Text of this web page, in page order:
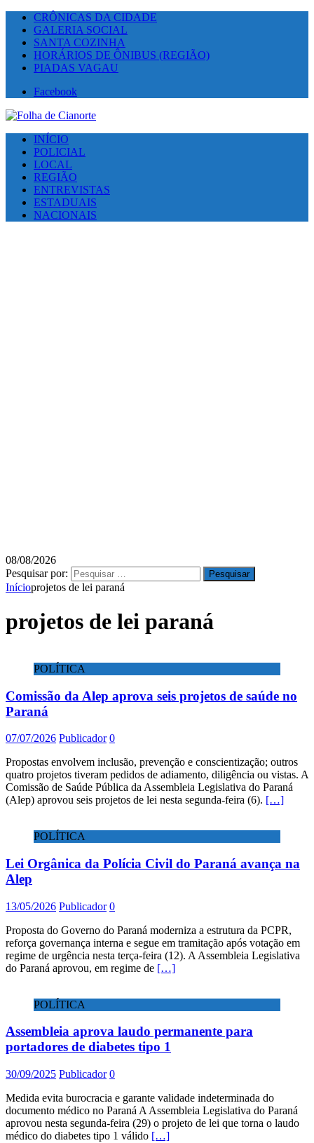
CRÔNICAS DA CIDADE
GALERIA SOCIAL
SANTA COZINHA
HORÁRIOS DE ÔNIBUS (REGIÃO)
PIADAS VAGAU
Facebook
INÍCIO
POLICIAL
LOCAL
REGIÃO
ENTREVISTAS
ESTADUAIS
NACIONAIS
08/08/2026
Pesquisar por:
Inícioprojetos de lei paraná
projetos de lei paraná
POLÍTICA
Comissão da Alep aprova seis projetos de saúde no
Paraná
07/07/2026 Publicador 0
Propostas envolvem inclusão, prevenção e conscientização; outros
quatro projetos tiveram pedidos de adiamento, diligência ou vistas. A
Comissão de Saúde Pública da Assembleia Legislativa do Paraná
(Alep) aprovou seis projetos de lei nesta segunda-feira (6). […]
POLÍTICA
Lei Orgânica da Polícia Civil do Paraná avança na
Alep
13/05/2026 Publicador 0
Proposta do Governo do Paraná moderniza a estrutura da PCPR,
reforça governança interna e segue em tramitação após votação em
regime de urgência nesta terça-feira (12). A Assembleia Legislativa
do Paraná aprovou, em regime de […]
POLÍTICA
Assembleia aprova laudo permanente para
portadores de diabetes tipo 1
30/09/2025 Publicador 0
Medida evita burocracia e garante validade indeterminada do
documento médico no Paraná A Assembleia Legislativa do Paraná
aprovou nesta segunda-feira (29) o projeto de lei que torna o laudo
médico do diabetes tipo 1 válido […]